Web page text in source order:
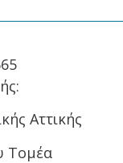
Αττικής
Τομέα